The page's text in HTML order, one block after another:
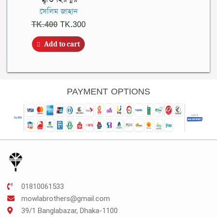
সেলিম জাহান
TK.400 Original
price
was:
TK.300Current
Add to cart
PAYMENT OPTIONS
01810061533
mowlabrothers@gmail.com
39/1 Banglabazar, Dhaka-1100